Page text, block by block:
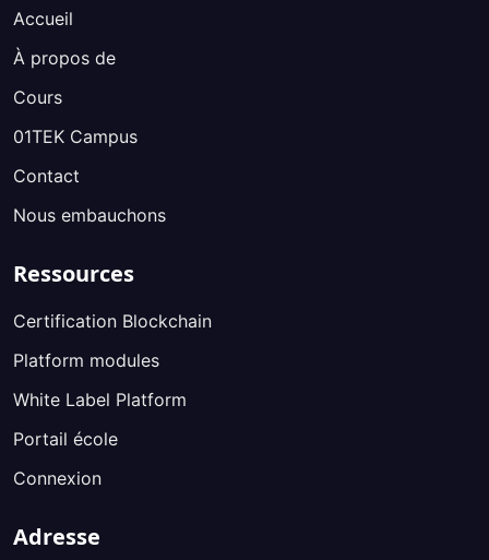
Accueil
À propos de
Cours
01TEK Campus
Contact
Nous embauchons
Ressources
Certification Blockchain
Platform modules
White Label Platform
Portail école
Connexion
Adresse